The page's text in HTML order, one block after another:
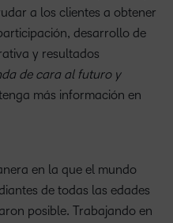
a los clientes a obtener
desarrollo de
y resultados
de cara al futuro y
más información en
en la que el mundo
de todas las edades
posible. Trabajando en